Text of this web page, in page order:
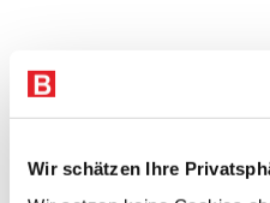
Wir schätzen Ihre
Für 400 mm